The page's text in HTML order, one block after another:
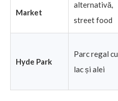
Market
alternativă,
street food
Hyde Park
Parc regal cu
lac și alei